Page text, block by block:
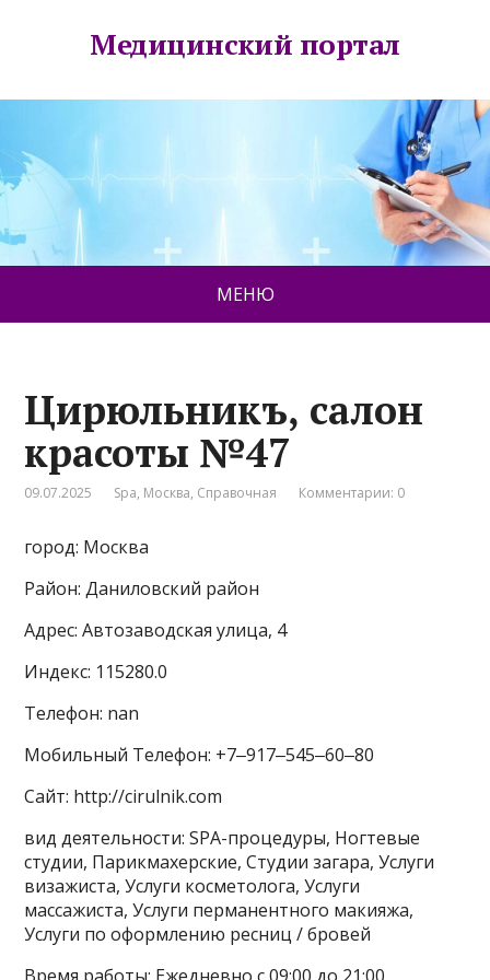
Медицинский портал
МЕНЮ
Цирюльникъ, салон
красоты №47
09.07.2025 Spa, Москва, Справочная Комментарии: 0
город: Москва
Район: Даниловский район
Адрес: Автозаводская улица, 4
Индекс: 115280.0
Телефон: nan
Мобильный Телефон: +7‒917‒545‒60‒80
Сайт: http://cirulnik.com
вид деятельности: SPA-процедуры, Ногтевые
студии, Парикмахерские, Студии загара, Услуги
визажиста, Услуги косметолога, Услуги
массажиста, Услуги перманентного макияжа,
Услуги по оформлению ресниц / бровей